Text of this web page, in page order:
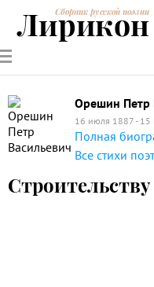
РУССКИЕ
ПОЭТЫ
СОВРЕМЕННИКИ
Сборник русской поэзии
Лирикон
Орешин Петр
16 июля 1887 - 15
Полная
Все стихи